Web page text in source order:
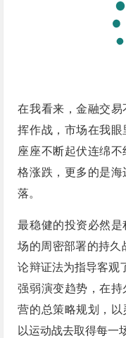
在我看来，金融交
挥作战，市场在我
座座不断起伏连绵
格涨跌，更多的是
落。
最稳健的投资必然
场的周密部署的持久
论辩证法为指导客观
强弱演变趋势，在
营的总策略规划，
以运动战去取得每一